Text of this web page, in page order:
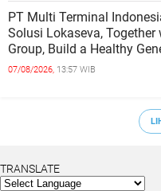
PT Multi Terminal
Solusi Lokaseva, Together
Group, Build a Healthy
a Golden Indonesia
07/08/2026, 13:57 WIB
TRANSLATE